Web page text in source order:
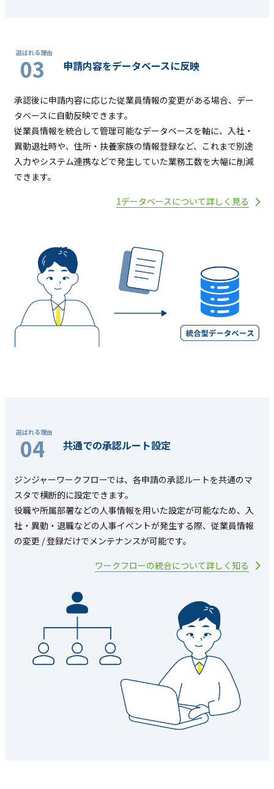
03 申請内容をデータベースに反映
承認後に申請内容に応じた従業員情報の変更がある場合、デー
タベースに自動反映できます。
従業員情報を統合して管理可能なデータベースを軸に、入社・
異動退社時や、住所・扶養家族の情報登録など、これまで別途
入力やシステム連携などで発生していた業務工数を大幅に削減
できます。
1データベースについて詳しく見る
04 共通での承認ルート設定
ジンジャーワークフローでは、各申請の承認ルートを共通のマ
スタで横断的に設定できます。
役職や所属部署などの人事情報を用いた設定が可能なため、入
社・異動・退職などの人事イベントが発生する際、従業員情報
の変更 / 登録だけでメンテナンスが可能です。
ワークフローの統合について詳しく知る